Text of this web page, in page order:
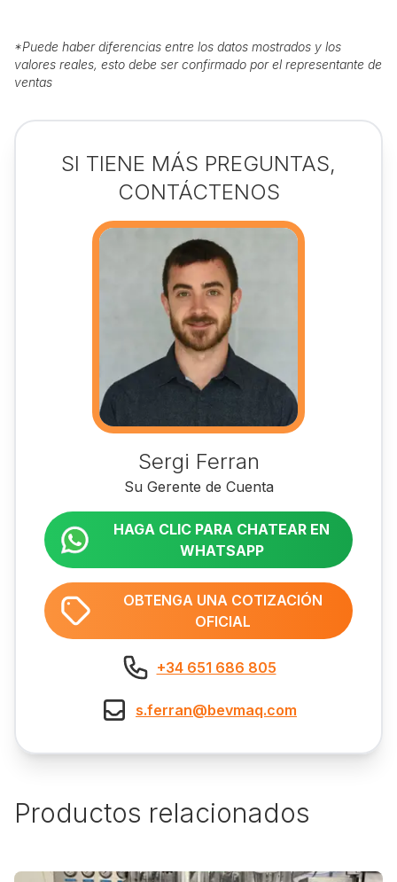
*Puede haber diferencias entre los datos mostrados y los
valores reales, esto debe ser confirmado por el representante de
ventas
SI TIENE MÁS PREGUNTAS,
CONTÁCTENOS
Sergi Ferran
Su Gerente de Cuenta
HAGA CLIC PARA CHATEAR EN
WHATSAPP
OBTENGA UNA COTIZACIÓN
OFICIAL
+34 651 686 805
s.ferran@bevmaq.com
Productos relacionados